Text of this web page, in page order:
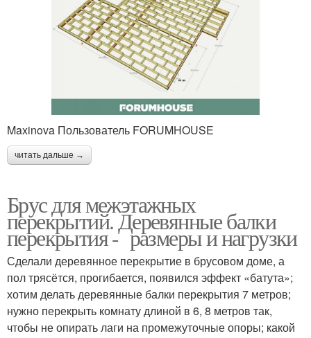
Maxinova Пользователь FORUMHOUSE
читать дальше →
Брус для межэтажных
перекрытий. Деревянные балки
перекрытия - размеры и нагрузки
Сделали деревянное перекрытие в брусовом доме, а
пол трясётся, прогибается, появился эффект «батута»;
хотим делать деревянные балки перекрытия 7 метров;
нужно перекрыть комнату длиной в 6, 8 метров так,
чтобы не опирать лаги на промежуточные опоры; какой